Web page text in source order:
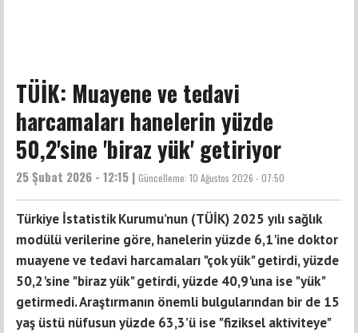
TÜİK: Muayene ve tedavi
harcamaları hanelerin yüzde
50,2'sine 'biraz yük' getiriyor
25 Şubat 2026 - 12:15 | Güncelleme: 10 Ağustos 2026 - 07:50
Türkiye İstatistik Kurumu’nun (TÜİK) 2025 yılı sağlık
modülü verilerine göre, hanelerin yüzde 6,1'ine doktor
muayene ve tedavi harcamaları "çok yük" getirdi, yüzde
50,2'sine "biraz yük" getirdi, yüzde 40,9'una ise "yük"
getirmedi. Araştırmanın önemli bulgularından bir de 15
yaş üstü nüfusun yüzde 63,3’ü ise "fiziksel aktiviteye"